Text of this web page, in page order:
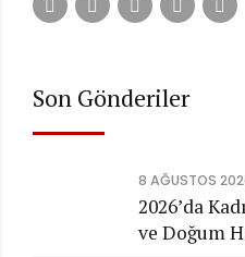
Son Gönderiler
8 AĞUSTOS
2026’da
ve Doğum